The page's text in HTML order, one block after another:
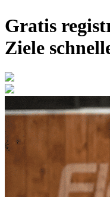
Gratis
Ziele